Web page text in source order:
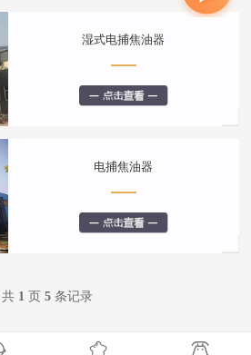
湿式电捕焦油器
电捕焦油器
共 1页 5条记录